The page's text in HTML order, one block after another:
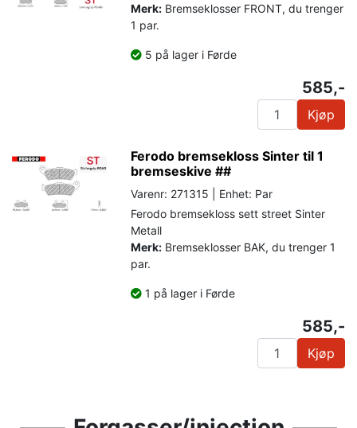
Merk: Bremseklosser FRONT, du trenger
1 par.
5 på lager i Førde
585,-
Kjøp
Ferodo bremsekloss Sinter til 1
bremseskive ##
Varenr: 271315 | Enhet: Par
Ferodo bremsekloss sett street Sinter
Metall
Merk: Bremseklosser BAK, du trenger 1
par.
1 på lager i Førde
585,-
Kjøp